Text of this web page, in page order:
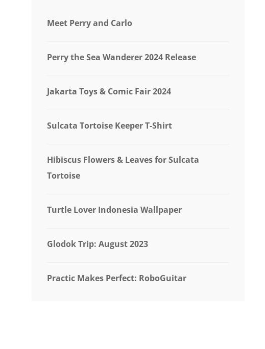
Meet Perry and Carlo
Perry the Sea Wanderer 2024 Release
Jakarta Toys & Comic Fair 2024
Sulcata Tortoise Keeper T-Shirt
Hibiscus Flowers & Leaves for Sulcata
Tortoise
Turtle Lover Indonesia Wallpaper
Glodok Trip: August 2023
Practic Makes Perfect: RoboGuitar